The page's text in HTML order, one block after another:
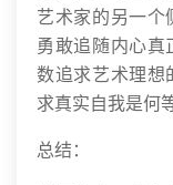
艺术家的另一个
勇敢追随内心真
数追求艺术理想
求真实自我是何
总结：